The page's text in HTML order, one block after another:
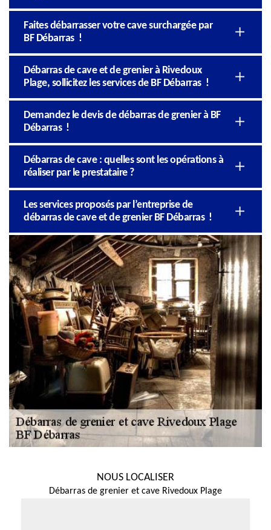
Faites débarrasser votre cave surchargée par
BF Débarras !
Débarras de cave et de grenier à Rivedoux
Plage, sollicitez les services de BF Débarras !
Demandez le devis de débarras de grenier à BF
Débarras !
Débarras de cave : quelles sont les opérations à
réaliser par le prestataire ?
Les services proposés par l’entreprise de
débarras de cave et de grenier BF Débarras !
NOUS LOCALISER
Débarras de grenier et cave Rivedoux Plage